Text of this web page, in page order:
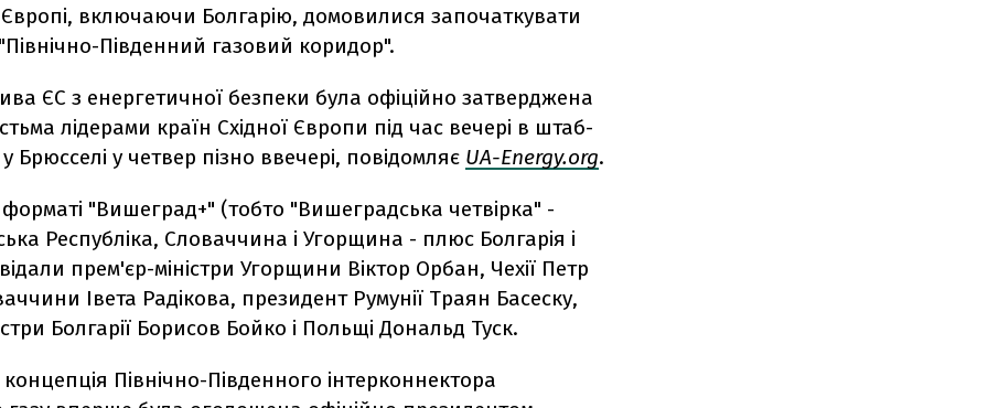
Європі, включаючи Болгарію, домовилися започаткувати
Південний газовий коридор".
ЄС з енергетичної безпеки була офіційно затверджена
лідерами країн Східної Європи під час вечері в штаб-
Брюсселі у четвер пізно ввечері, повідомляє UA-Energy.org.
форматі "Вишеград+" (тобто "Вишеградська четвірка" -
Республіка, Словаччина і Угорщина - плюс Болгарія і
прем'єр-міністри Угорщини Віктор Орбан, Чехії Петр
Івета Радікова, президент Румунії Траян Басеску,
Болгарії Борисов Бойко і Польщі Дональд Туск.
концепція Північно-Південного інтерконнектора